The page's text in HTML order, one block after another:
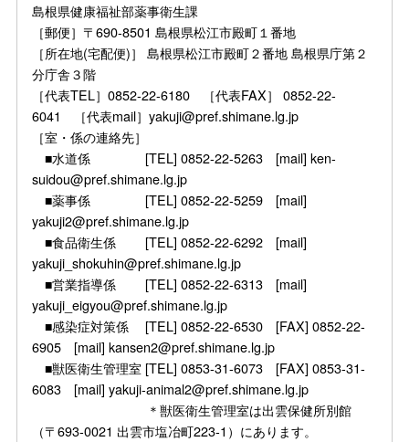
島根県健康福祉部薬事衛生課
［郵便］〒690-8501 島根県松江市殿町１番地
［所在地(宅配便)］ 島根県松江市殿町２番地 島根県庁第２
分庁舎３階
［代表TEL］0852-22-6180 ［代表FAX］ 0852-22-
6041 ［代表mail］yakuji@pref.shimane.lg.jp
［室・係の連絡先］
■水道係 [TEL] 0852-22-5263 [mail] ken-
suidou@pref.shimane.lg.jp
■薬事係 [TEL] 0852-22-5259 [mail]
yakuji2@pref.shimane.lg.jp
■食品衛生係 [TEL] 0852-22-6292 [mail]
yakuji_shokuhin@pref.shimane.lg.jp
■営業指導係 [TEL] 0852-22-6313 [mail]
yakuji_eigyou@pref.shimane.lg.jp
■感染症対策係 [TEL] 0852-22-6530 [FAX] 0852-22-
6905 [mail] kansen2@pref.shimane.lg.jp
■獣医衛生管理室 [TEL] 0853-31-6073 [FAX] 0853-31-
6083 [mail] yakuji-animal2@pref.shimane.lg.jp
＊獣医衛生管理室は出雲保健所別館
（〒693-0021 出雲市塩冶町223-1）にあります。